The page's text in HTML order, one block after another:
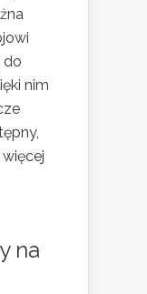
do
nim
na